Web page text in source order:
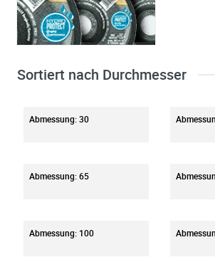
Sortiert nach Durchmesser
Abmessung: 30
Abmessung: 65
Abmessung: 100